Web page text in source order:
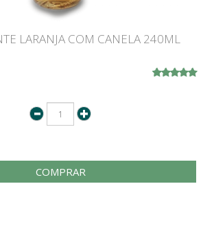
LARANJA COM CANELA 240ML
COMPRAR